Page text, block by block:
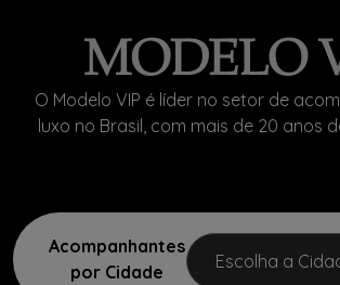
O Modelo VIP é líder no setor de
luxo no Brasil, com mais de 20 anos
Acompanhantes
por Cidade